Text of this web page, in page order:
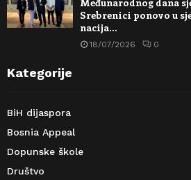
Srebrenici ponovo u
nacija…
18/07/2026 0
Kategorije
BiH dijaspora
Bosnia Appeal
Dopunske škole
Društvo